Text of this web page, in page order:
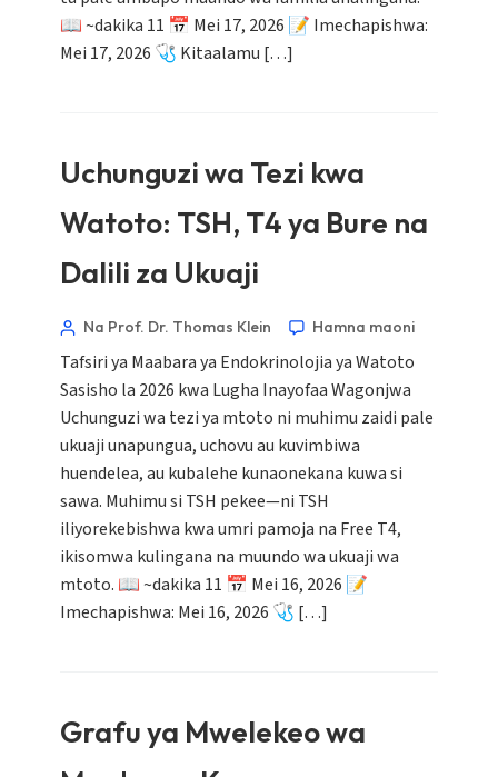
📖 ~dakika 11 📅 Mei 17, 2026 📝 Imechapishwa:
Mei 17, 2026 🩺 Kitaalamu […]
Uchunguzi wa Tezi kwa
Watoto: TSH, T4 ya Bure na
Dalili za Ukuaji
Na Prof. Dr. Thomas Klein Hamna maoni
Tafsiri ya Maabara ya Endokrinolojia ya Watoto
Sasisho la 2026 kwa Lugha Inayofaa Wagonjwa
Uchunguzi wa tezi ya mtoto ni muhimu zaidi pale
ukuaji unapungua, uchovu au kuvimbiwa
huendelea, au kubalehe kunaonekana kuwa si
sawa. Muhimu si TSH pekee—ni TSH
iliyorekebishwa kwa umri pamoja na Free T4,
ikisomwa kulingana na muundo wa ukuaji wa
mtoto. 📖 ~dakika 11 📅 Mei 16, 2026 📝
Imechapishwa: Mei 16, 2026 🩺 […]
Grafu ya Mwelekeo wa